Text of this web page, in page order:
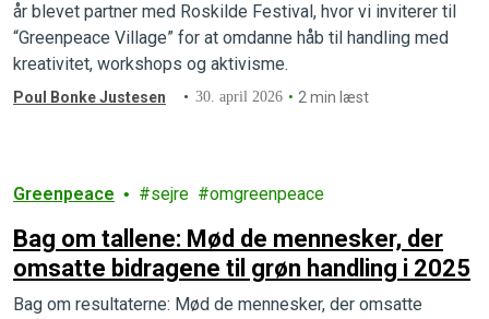
år blevet partner med Roskilde Festival, hvor vi inviterer til
“Greenpeace Village” for at omdanne håb til handling med
kreativitet, workshops og aktivisme.
Poul Bonke Justesen 30. april 2026 2 min læst
Greenpeace sejre omgreenpeace
Bag om tallene: Mød de mennesker, der
omsatte bidragene til grøn handling i 2025
Bag om resultaterne: Mød de mennesker, der omsatte